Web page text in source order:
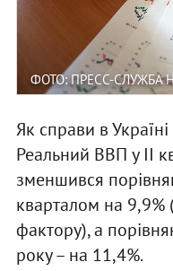
ФОТО: ПРЕСС-СЛУЖБА
Як справи в
Реальний ВВП у II
зменшився
кварталом на 9,9%
фактору), а
року – на 11,4%.